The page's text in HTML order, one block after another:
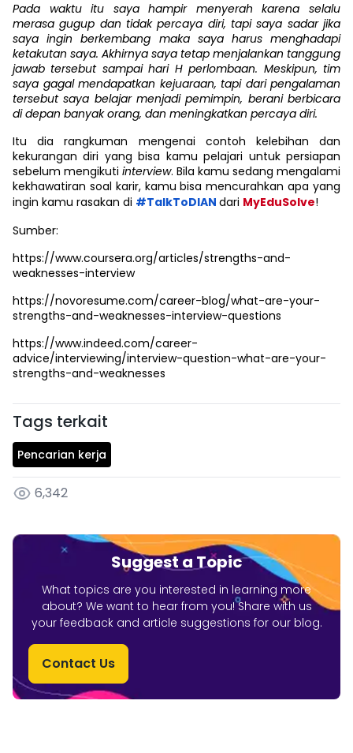
Pada waktu itu saya hampir menyerah karena selalu
merasa gugup dan tidak percaya diri, tapi saya sadar jika
saya ingin berkembang maka saya harus menghadapi
ketakutan saya. Akhirnya saya tetap menjalankan tanggung
jawab tersebut sampai hari H perlombaan. Meskipun, tim
saya gagal mendapatkan kejuaraan, tapi dari pengalaman
tersebut saya belajar menjadi pemimpin, berani berbicara
di depan banyak orang, dan meningkatkan percaya diri.
Itu dia rangkuman mengenai contoh kelebihan dan
kekurangan diri yang bisa kamu pelajari untuk persiapan
sebelum mengikuti interview. Bila kamu sedang mengalami
kekhawatiran soal karir, kamu bisa mencurahkan apa yang
ingin kamu rasakan di #TalkToDIAN dari MyEduSolve!
Sumber:
https://www.coursera.org/articles/strengths-and-
weaknesses-interview
https://novoresume.com/career-blog/what-are-your-
strengths-and-weaknesses-interview-questions
https://www.indeed.com/career-
advice/interviewing/interview-question-what-are-your-
strengths-and-weaknesses
Tags terkait
Pencarian kerja
6,342
Suggest a Topic
What topics are you interested in learning more
about? We want to hear from you! Share with us
your feedback and article suggestions for our blog.
Contact Us